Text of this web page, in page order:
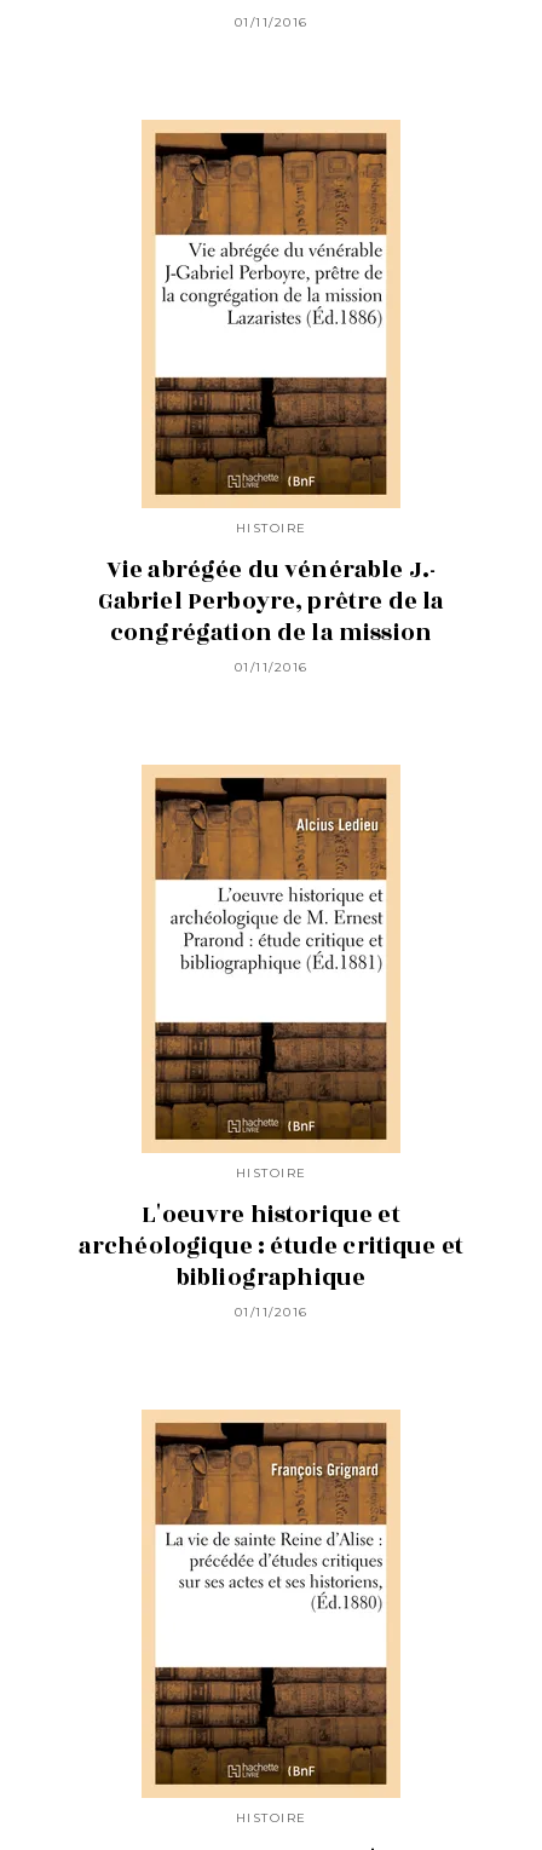
01/11/2016
HISTOIRE
Vie abrégée du vénérable J.-
Gabriel Perboyre, prêtre de la
congrégation de la mission
01/11/2016
HISTOIRE
L'oeuvre historique et
archéologique : étude critique et
bibliographique
01/11/2016
HISTOIRE